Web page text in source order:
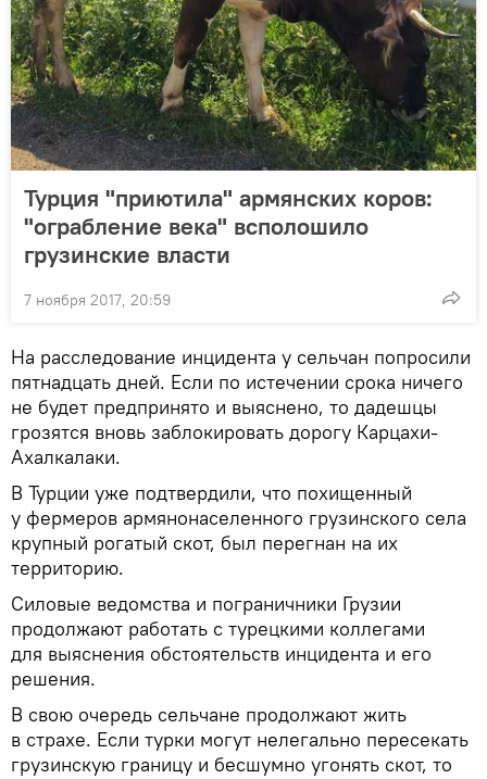
Турция "приютила" армянских коров:
"ограбление века" всполошило
грузинские власти
7 ноября 2017, 20:59
На расследование инцидента у сельчан попросили
пятнадцать дней. Если по истечении срока ничего
не будет предпринято и выяснено, то дадешцы
грозятся вновь заблокировать дорогу Карцахи-
Ахалкалаки.
В Турции уже подтвердили, что похищенный
у фермеров армянонаселенного грузинского села
крупный рогатый скот, был перегнан на их
территорию.
Силовые ведомства и пограничники Грузии
продолжают работать с турецкими коллегами
для выяснения обстоятельств инцидента и его
решения.
В свою очередь сельчане продолжают жить
в страхе. Если турки могут нелегально пересекать
грузинскую границу и бесшумно угонять скот, то